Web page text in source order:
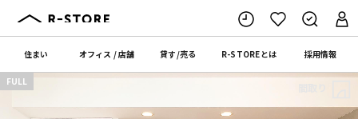
住まい オフィス /店舗 貸す/売る R-STOREとは 採用情報
FULL